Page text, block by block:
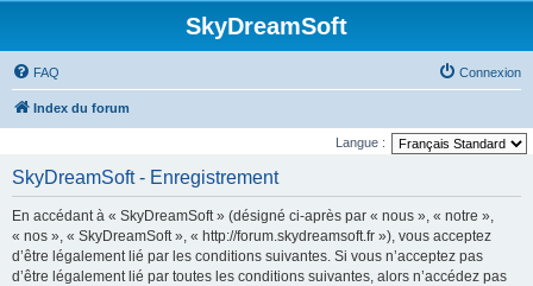
SkyDreamSoft
FAQ Connexion
Index du forum
Langue :
SkyDreamSoft - Enregistrement
En accédant à « SkyDreamSoft » (désigné ci-après par « nous », « notre »,
« nos », « SkyDreamSoft », « http://forum.skydreamsoft.fr »), vous acceptez
d’être légalement lié par les conditions suivantes. Si vous n’acceptez pas
d’être légalement lié par toutes les conditions suivantes, alors n’accédez pas